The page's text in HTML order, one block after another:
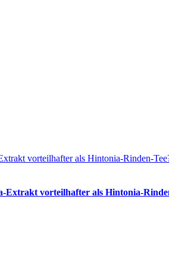
vorteilhafter als Hintonia-Rinden-
Extrakt vorteilhafter als Hintonia-